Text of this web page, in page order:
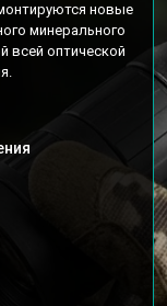
новые
минерального
всей оптической